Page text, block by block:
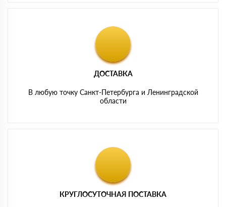
ДОСТАВКА
В любую точку Санкт-Петербурга и Ленинградской
области
КРУГЛОСУТОЧНАЯ ПОСТАВКА